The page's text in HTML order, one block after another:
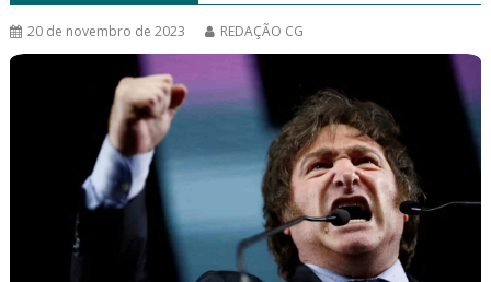
20 de novembro de 2023 REDAÇÃO CG